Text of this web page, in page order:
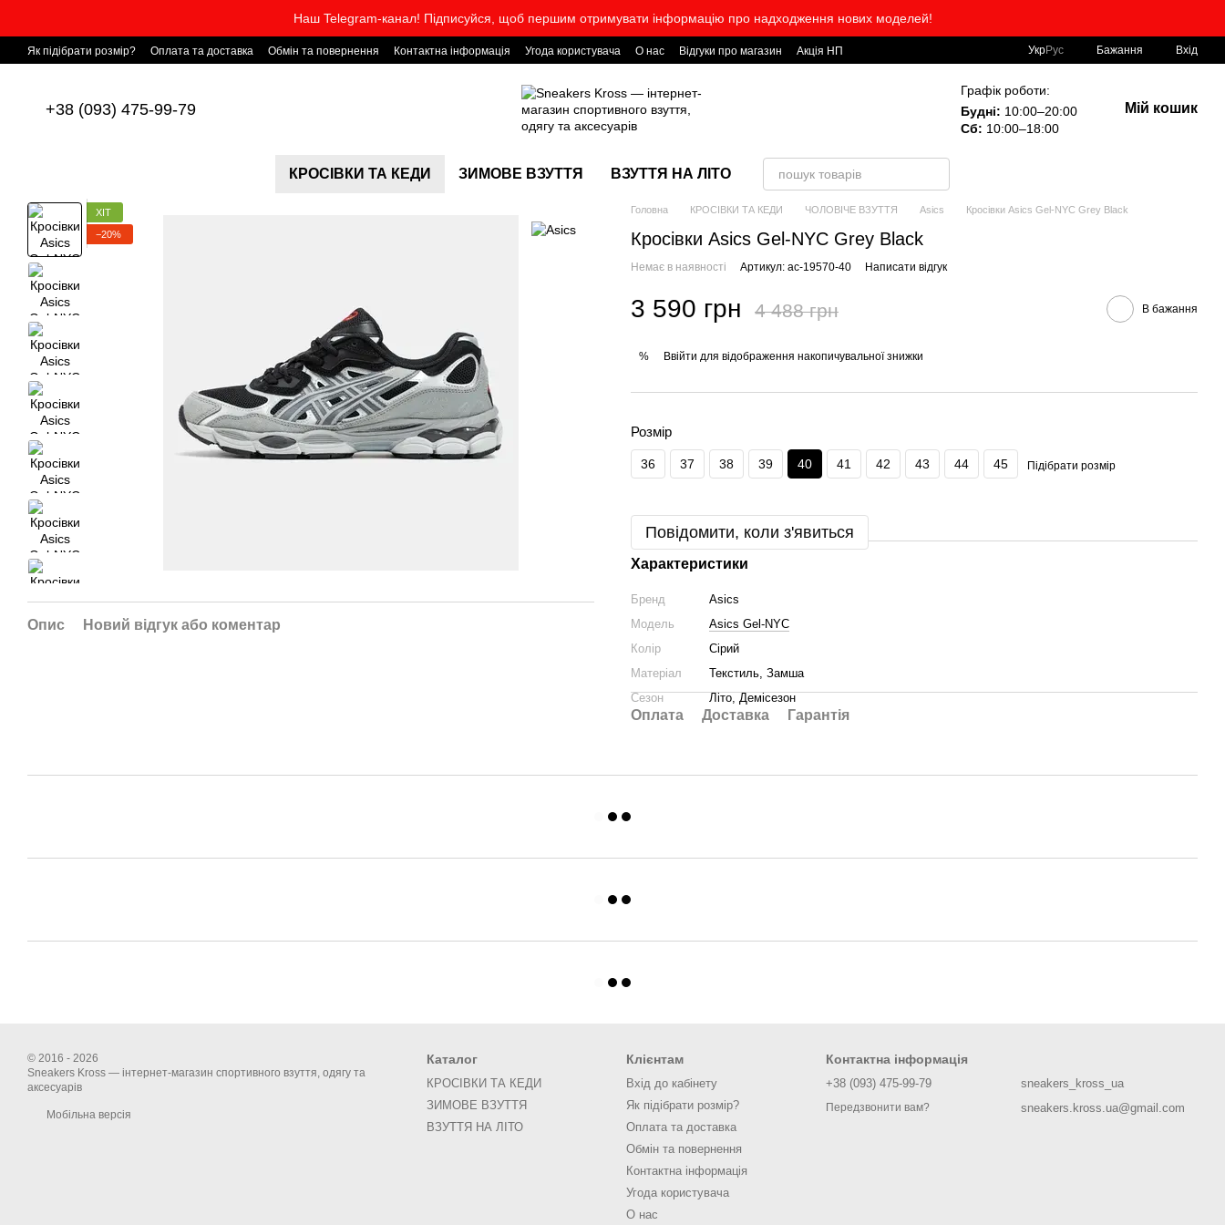
Наш Telegram-канал! Підписуйся, щоб першим отримувати інформацію про надходження нових моделей!
Як підібрати розмір? Оплата та доставка Обмін та повернення Контактна інформація Угода користувача О нас Відгуки про магазин Акція НП УкрРус Бажання Вхід
+38 (093) 475-99-79
Графік роботи:
Будні: 10:00–20:00
Сб: 10:00–18:00
Мій кошик
КРОСІВКИ ТА КЕДИ ЗИМОВЕ ВЗУТТЯ ВЗУТТЯ НА ЛІТО
ХІТ
−20%
Опис Новий відгук або коментар
Головна КРОСІВКИ ТА КЕДИ ЧОЛОВІЧЕ ВЗУТТЯ Asics Кросівки Asics Gel-NYC Grey Black
Кросівки Asics Gel-NYC Grey Black
Немає в наявності Артикул: ac-19570-40 Написати відгук
3 590 грн 4 488 грн В бажання
% Ввійти для відображення накопичувальної знижки
Розмір
36 37 38 39 40 41 42 43 44 45 Підібрати розмір
Повідомити, коли з'явиться
Характеристики
Бренд
Asics
Модель
Asics Gel-NYC
Колір
Сірий
Матеріал
Текстиль, Замша
Сезон
Літо, Демісезон
Оплата Доставка Гарантія
© 2016 - 2026
Sneakers Kross — інтернет-магазин спортивного взуття, одягу та
аксесуарів
Мобільна версія
Каталог
КРОСІВКИ ТА КЕДИ
ЗИМОВЕ ВЗУТТЯ
ВЗУТТЯ НА ЛІТО
Клієнтам
Вхід до кабінету
Як підібрати розмір?
Оплата та доставка
Обмін та повернення
Контактна інформація
Угода користувача
О нас
Контактна інформація
+38 (093) 475-99-79
Передзвонити вам?
sneakers_kross_ua
sneakers.kross.ua@gmail.com